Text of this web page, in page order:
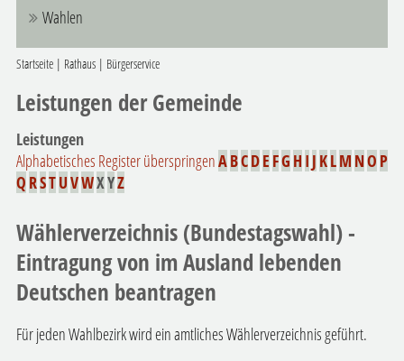
Wahlen
Startseite| Rathaus| Bürgerservice
Leistungen der Gemeinde
Leistungen
Alphabetisches Register überspringenABCDE FG H I J KLM NO P
Q RSTUVWXYZ
Wählerverzeichnis (Bundestagswahl) -
Eintragung von im Ausland lebenden
Deutschen beantragen
Für jeden Wahlbezirk wird ein amtliches Wählerverzeichnis geführt.